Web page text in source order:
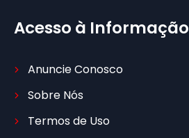
Acesso à Informação
Anuncie Conosco
Sobre Nós
Termos de Uso